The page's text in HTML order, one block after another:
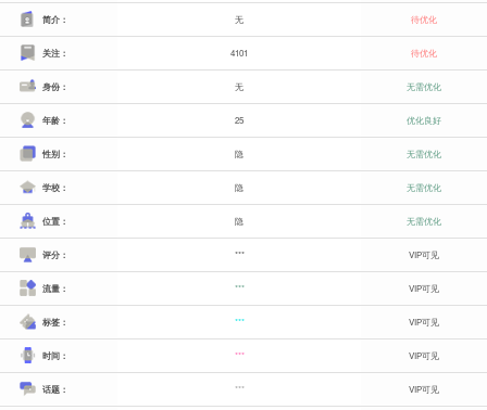
简介： 无 待优化
关注： 4101 待优化
身份： 无 无需优化
年龄： 25 优化良好
性别： 隐 无需优化
学校： 隐 无需优化
位置： 隐 无需优化
评分： *** VIP可见
流量： *** VIP可见
标签： *** VIP可见
时间： *** VIP可见
话题： *** VIP可见